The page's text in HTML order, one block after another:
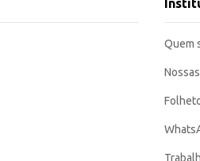
Quem